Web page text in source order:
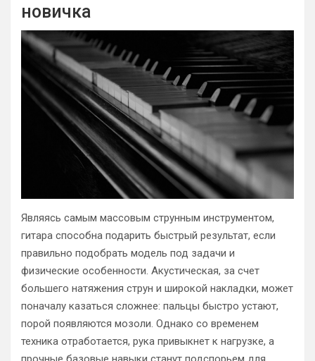
новичка
Являясь самым массовым струнным инструментом,
гитара способна подарить быстрый результат, если
правильно подобрать модель под задачи и
физические особенности. Акустическая, за счет
большего натяжения струн и широкой накладки, может
поначалу казаться сложнее: пальцы быстро устают,
порой появляются мозоли. Однако со временем
техника отработается, рука привыкнет к нагрузке, а